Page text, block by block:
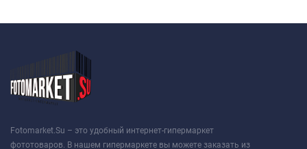
Fotomarket.Su – это удобный интернет-гипермаркет
фототоваров. В нашем гипермаркете вы можете заказать из